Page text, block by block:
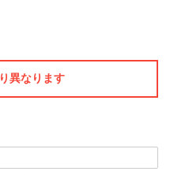
異なります